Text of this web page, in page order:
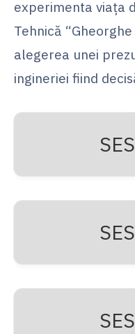
experimenta viața
Tehnică
alegerea unei
ingineriei fiind